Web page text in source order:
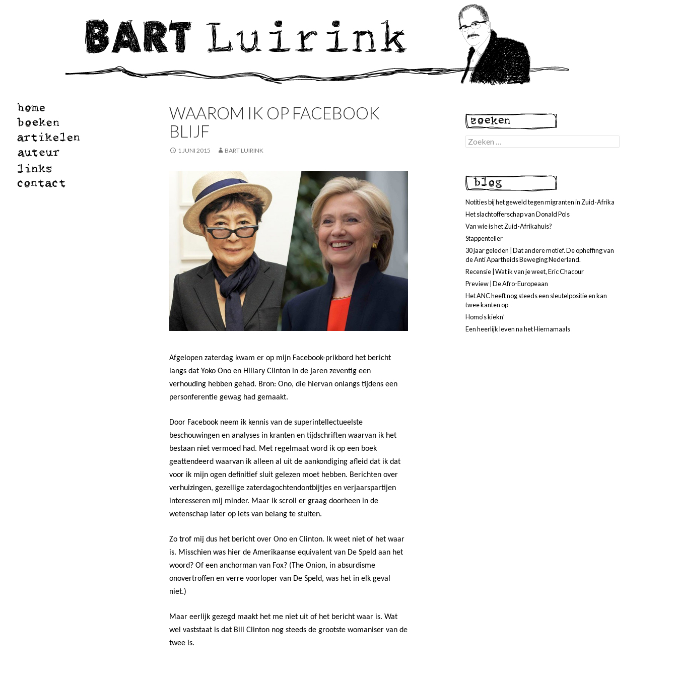
WAAROM IK OP FACEBOOK
BLIJF
1 JUNI 2015 BART LUIRINK
Afgelopen zaterdag kwam er op mijn Facebook-prikbord het bericht
langs dat Yoko Ono en Hillary Clinton in de jaren zeventig een
verhouding hebben gehad. Bron: Ono, die hiervan onlangs tijdens een
personferentie gewag had gemaakt.
Door Facebook neem ik kennis van de superintellectueelste
beschouwingen en analyses in kranten en tijdschriften waarvan ik het
bestaan niet vermoed had. Met regelmaat word ik op een boek
geattendeerd waarvan ik alleen al uit de aankondiging afleid dat ik dat
voor ik mijn ogen definitief sluit gelezen moet hebben. Berichten over
verhuizingen, gezellige zaterdagochtendontbijtjes en verjaarspartijen
interesseren mij minder. Maar ik scroll er graag doorheen in de
wetenschap later op iets van belang te stuiten.
Zo trof mij dus het bericht over Ono en Clinton. Ik weet niet of het waar
is. Misschien was hier de Amerikaanse equivalent van De Speld aan het
woord? Of een anchorman van Fox? (The Onion, in absurdisme
onovertroffen en verre voorloper van De Speld, was het in elk geval
niet.)
Maar eerlijk gezegd maakt het me niet uit of het bericht waar is. Wat
wel vaststaat is dat Bill Clinton nog steeds de grootste womaniser van de
twee is.
Zoeken
naar:
Notities bij het geweld tegen migranten in Zuid-Afrika
Het slachtofferschap van Donald Pols
Van wie is het Zuid-Afrikahuis?
Stappenteller
30 jaar geleden | Dat andere motief. De opheffing van
de Anti Apartheids Beweging Nederland.
Recensie | Wat ik van je weet, Eric Chacour
Preview | De Afro-Europeaan
Het ANC heeft nog steeds een sleutelpositie en kan
twee kanten op
Homo’s kiekn’
Een heerlijk leven na het Hiernamaals